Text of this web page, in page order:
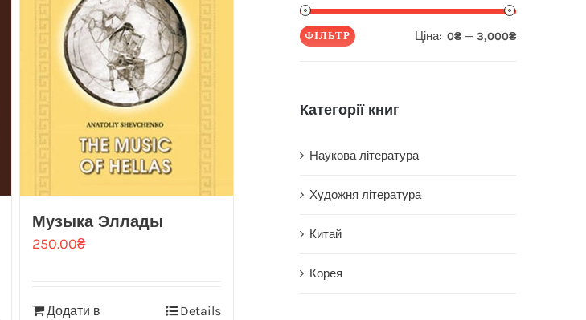
Музыка Эллады
250.00₴
Додати в
Details
Мінімальна
Найбільша
ФІЛЬТР Ціна: 0₴ — 3,000₴
Категорії книг
Наукова література
Художня література
Китай
Корея